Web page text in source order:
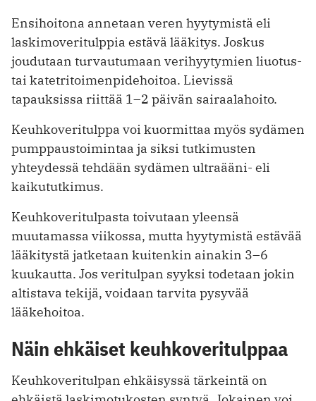
Ensihoitona annetaan veren hyytymistä eli
laskimoveritulppia estävä lääkitys. Joskus
joudutaan turvautumaan verihyytymien liuotus-
tai katetritoimenpidehoitoa. Lievissä
tapauksissa riittää 1–2 päivän sairaalahoito.
Keuhkoveritulppa voi kuormittaa myös sydämen
pumppaustoimintaa ja siksi tutkimusten
yhteydessä tehdään sydämen ultraääni- eli
kaikututkimus.
Keuhkoveritulpasta toivutaan yleensä
muutamassa viikossa, mutta hyytymistä estävää
lääkitystä jatketaan kuitenkin ainakin 3–6
kuukautta. Jos veritulpan syyksi todetaan jokin
altistava tekijä, voidaan tarvita pysyvää
lääkehoitoa.
Näin ehkäiset keuhkoveritulppaa
Keuhkoveritulpan ehkäisyssä tärkeintä on